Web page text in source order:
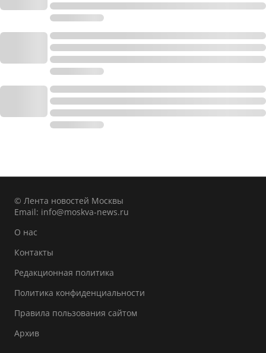
© Лента новостей Москвы
Email: info@moskva-news.ru
О нас
Контакты
Редакционная политика
Политика конфиденциальности
Правила пользования сайтом
Архив